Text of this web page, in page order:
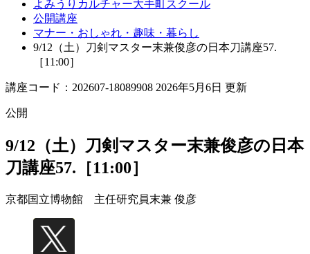
よみうりカルチャー大手町スクール
公開講座
マナー・おしゃれ・趣味・暮らし
9/12（土）刀剣マスター末兼俊彦の日本刀講座57.
［11:00］
講座コード：202607-18089908 2026年5月6日 更新
公開
9/12（土）刀剣マスター末兼俊彦の日本
刀講座57.［11:00］
京都国立博物館 主任研究員末兼 俊彦